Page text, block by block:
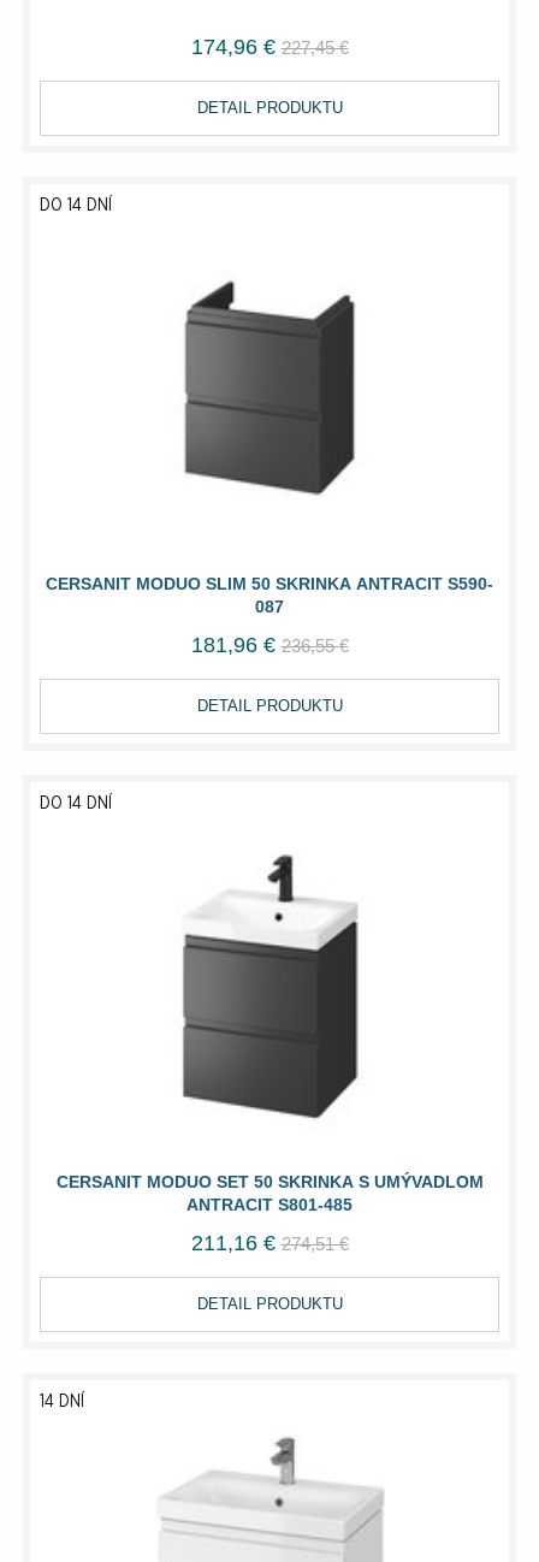
174,96 € 227,45 €
DETAIL PRODUKTU
CERSANIT MODUO SLIM 50 SKRINKA ANTRACIT S590-
087
DO 14 DNÍ
181,96 € 236,55 €
DETAIL PRODUKTU
CERSANIT MODUO SET 50 SKRINKA S UMÝVADLOM
ANTRACIT S801-485
DO 14 DNÍ
211,16 € 274,51 €
DETAIL PRODUKTU
14 DNÍ